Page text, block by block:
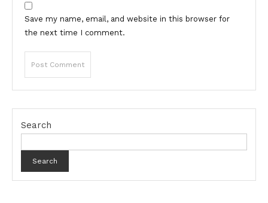
Save my name, email, and website in this browser for
the next time I comment.
Search
Search